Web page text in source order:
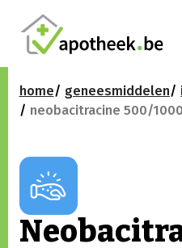
home geneesmiddelen
neobacitracine 500/